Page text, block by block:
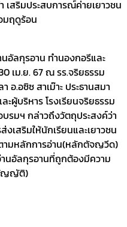
เสริมประสบการณ์ค่ายเยาวชน
มฤดูร้อน
อัลกุรอาน ทำนองกอรีและ
เม.ย. 67 ณ รร.จริยธรรม
อ.อซิซ สาเม๊าะ ประธานสมา
ผู้บริหาร โรงเรียนจริยธรรม
รมฯ กล่าวถึงวัตถุประสงค์ว่า
เสริมให้นักเรียนและเยาวชน
ามหลักการอ่าน(หลักตัจญวีด)
นอัลกุรอานที่ถูกต้องมีความ
บัญญัติ)